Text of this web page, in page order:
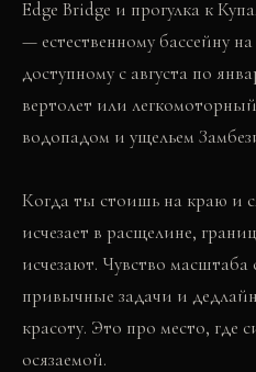
Edge Bridge и прогулка к
— естественному бассейну
доступному с августа по
вертолет или
водопадом и ущельем
Когда ты стоишь на краю и
исчезает в расщелине,
исчезают. Чувство
привычные задачи и
красоту. Это про место, где
осязаемой.